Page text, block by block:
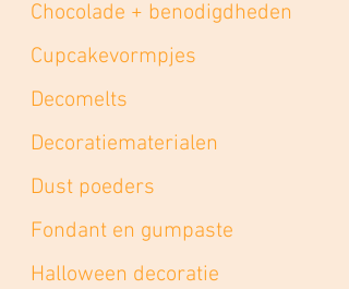
Decomelts
Dust poeders
Cupcakevormpjes
Decoratiematerialen
Chocolade + benodigdheden
Fondant en gumpaste
Halloween decoratie